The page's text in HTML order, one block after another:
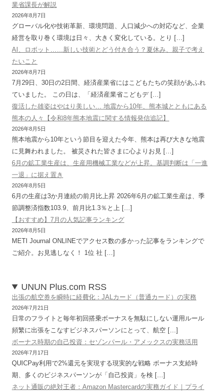
業省課長が解説
2026年8月7日
グローバル化や技術革新、環境問題、人口減少への対応など、企業
経営を取り巻く環境は日々、大きく変化している。とり […]
AI、ロボット……新しい技術とどう付き合う？夏休み、親子で考え
たいこと
2026年8月7日
7月29日、30日の2日間、経済産業省にはこどもたちの笑顔があふれ
ていました。 この日は、「経済産業省こどもデ […]
復活した雄姿はやはり美しい… 地震から10年、熊本城とともにある
熊本の人々【令和8年熊本地震に関する情報発信追記】
2026年8月5日
熊本地震から10年という節目を迎えた今年、熊本は再び大きな地震
に見舞われました。 被災された皆さまに心よりお見 […]
6月の鉱工業生産は、生産用機械工業などが上昇。基調判断は「一進
一退」に据え置き
2026年8月5日
6月の生産は3か月連続の前月比上昇 2026年6月の鉱工業生産は、季
節調整済指数103.9、前月比1.3％と上 […]
【おすすめ】7月の人気記事ランキング
2026年8月5日
METI Journal ONLINEでアクセス数の多かった記事をランキングで
ご紹介。お見逃しなく！ 1位 社 […]
UNUN Plus.com RSS
出張の航空券を瞬時に経費化：JALカード（普通カード）の実務
2026年7月21日
日常のフライトと毎年初回搭乗ボーナスを無駄にしない運用ルール
頻繁に出張をこなすビジネスパーソンにとって、航空 […]
ボーナス時期の自己投資：セゾンパール・アメックスの実務活用
2026年7月17日
QUICPay利用で2%還元を実現する現実的な戦略 ボーナス支給時
期、多くのビジネスパーソンが「自己投資」を検 […]
ネット通販の絶対王者：Amazon Mastercardの実務ガイド｜プライ